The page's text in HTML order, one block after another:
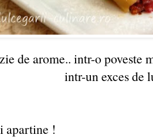
de arome.. intr-o poveste
intr-un exces
apartine !